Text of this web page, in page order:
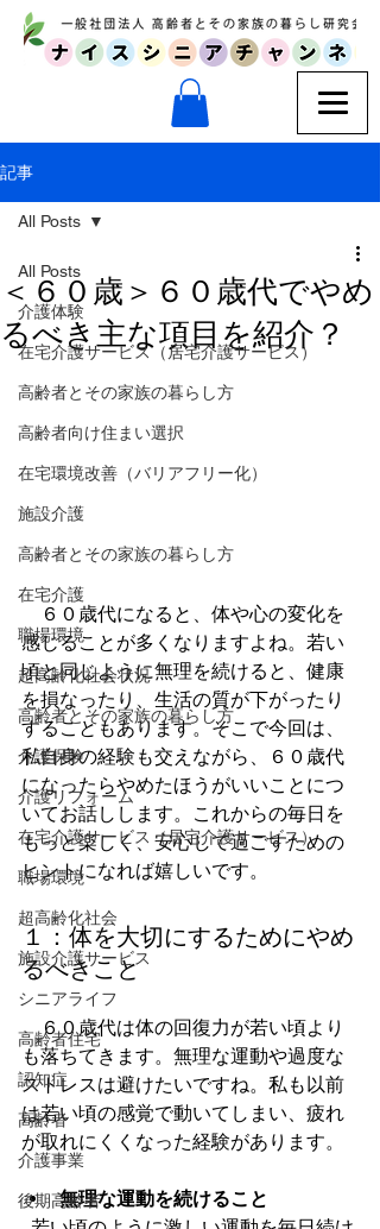
記事
All Posts
介護体験
在宅介護サービス（居宅介護サービス）
高齢者とその家族の暮らし方
高齢者向け住まい選択
在宅環境改善（バリアフリー化）
施設介護
高齢者とその家族の暮らし方
在宅介護
職場環境
超高齢化社会状況
高齢者とその家族の暮らし方
介護保険
介護リフォーム
在宅介護サービス（居宅介護サービス）
職場環境
超高齢化社会
施設介護サービス
シニアライフ
高齢者住宅
認知症
高齢者
介護事業
後期高齢者
All Posts
＜６０歳＞６０歳代でやめ
るべき主な項目を紹介？
６０歳代になると、体や心の変化を
感じることが多くなりますよね。若い
頃と同じように無理を続けると、健康
を損なったり、生活の質が下がったり
することもあります。そこで今回は、
私自身の経験も交えながら、６０歳代
になったらやめたほうがいいことにつ
いてお話しします。これからの毎日を
もっと楽しく、安心して過ごすための
ヒントになれば嬉しいです。
１：体を大切にするためにやめ
るべきこと
６０歳代は体の回復力が若い頃より
も落ちてきます。無理な運動や過度な
ストレスは避けたいですね。私も以前
は若い頃の感覚で動いてしまい、疲れ
が取れにくくなった経験があります。
無理な運動を続けること